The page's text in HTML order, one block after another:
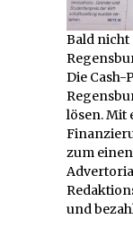
Bald nicht
Die
lösen. Mit
zum
und